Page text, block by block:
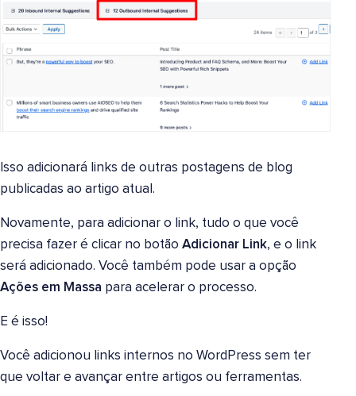
Isso adicionará links de outras postagens de blog
publicadas ao artigo atual.
Novamente, para adicionar o link, tudo o que você
precisa fazer é clicar no botão Adicionar Link, e o link
será adicionado. Você também pode usar a opção
Ações em Massa para acelerar o processo.
E é isso!
Você adicionou links internos no WordPress sem ter
que voltar e avançar entre artigos ou ferramentas.